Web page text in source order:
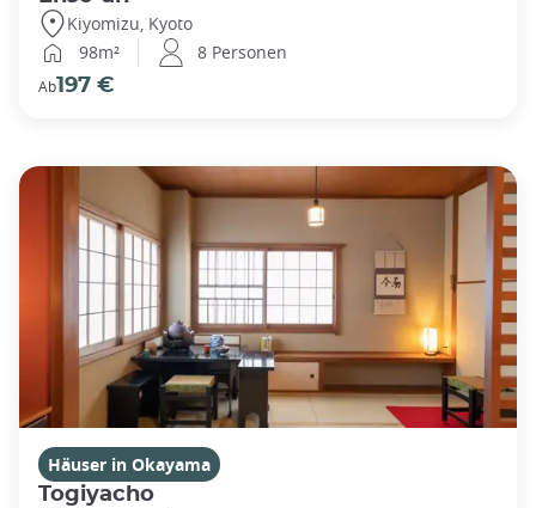
Kiyomizu, Kyoto
98m²
8 Personen
Ab197 €
Häuser in Okayama
Togiyacho